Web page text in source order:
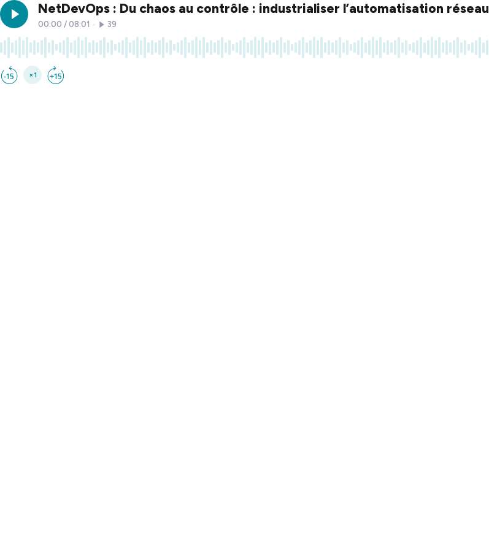
NetDevOps : Du chaos au contrôle : industrialiser l’automatisation réseau
00:00 /08:01 39
×1